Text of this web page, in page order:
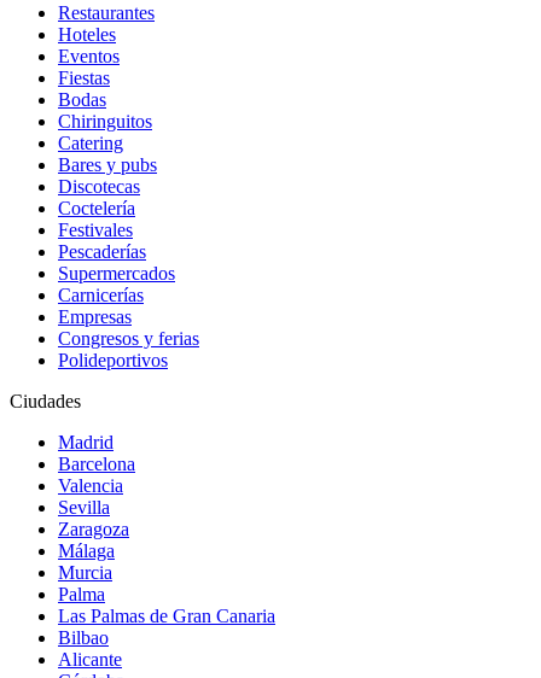
Restaurantes
Hoteles
Eventos
Fiestas
Bodas
Chiringuitos
Catering
Bares y pubs
Discotecas
Coctelería
Festivales
Pescaderías
Supermercados
Carnicerías
Empresas
Congresos y ferias
Polideportivos
Ciudades
Madrid
Barcelona
Valencia
Sevilla
Zaragoza
Málaga
Murcia
Palma
Las Palmas de Gran Canaria
Bilbao
Alicante